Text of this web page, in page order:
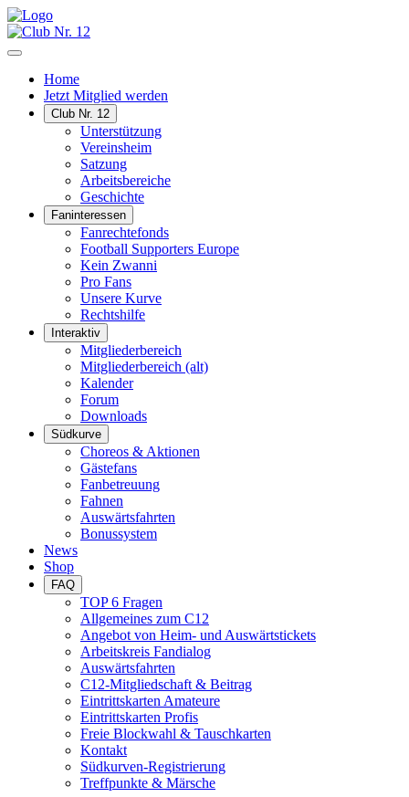
Home
Jetzt Mitglied werden
Club Nr. 12
Unterstützung
Vereinsheim
Satzung
Arbeitsbereiche
Geschichte
Faninteressen
Fanrechtefonds
Football Supporters Europe
Kein Zwanni
Pro Fans
Unsere Kurve
Rechtshilfe
Interaktiv
Mitgliederbereich
Mitgliederbereich (alt)
Kalender
Forum
Downloads
Südkurve
Choreos & Aktionen
Gästefans
Fanbetreuung
Fahnen
Auswärtsfahrten
Bonussystem
News
Shop
FAQ
TOP 6 Fragen
Allgemeines zum C12
Angebot von Heim- und Auswärtstickets
Arbeitskreis Fandialog
Auswärtsfahrten
C12-Mitgliedschaft & Beitrag
Eintrittskarten Amateure
Eintrittskarten Profis
Freie Blockwahl & Tauschkarten
Kontakt
Südkurven-Registrierung
Treffpunkte & Märsche